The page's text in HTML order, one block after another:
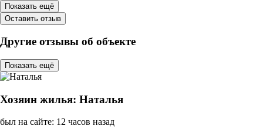
Показать ещё
Оставить отзыв
Другие отзывы об объекте
Показать ещё
Хозяин жилья: Наталья
был на сайте: 12 часов назад